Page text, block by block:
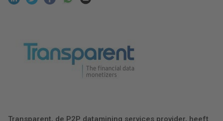
Transparent, de P2P datamining services provider, heeft